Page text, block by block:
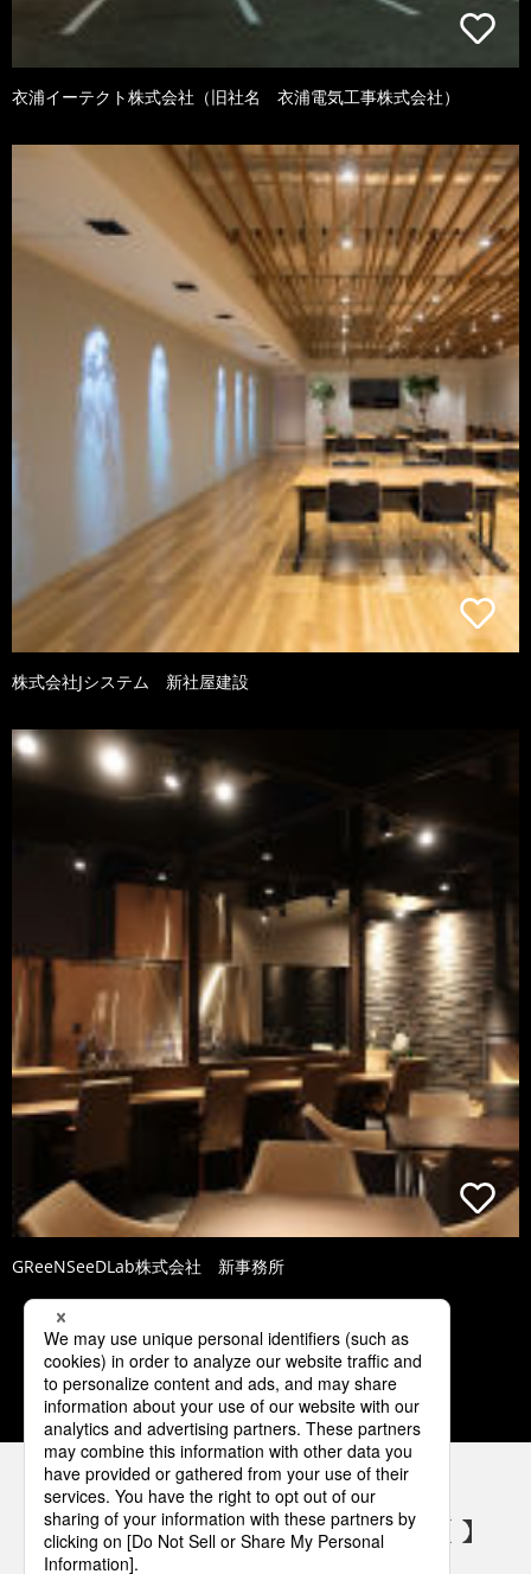
衣浦イーテクト株式会社（旧社名 衣浦電気工事株式会社）
株式会社Jシステム 新社屋建設
GReeNSeeDLab株式会社 新事務所
3 4 5 6 7
パナソニックの電気設備 SNSアカウント